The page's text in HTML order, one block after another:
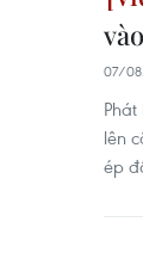
07/
lên
ép